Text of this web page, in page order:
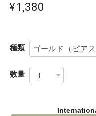
¥1,380
種類
数量